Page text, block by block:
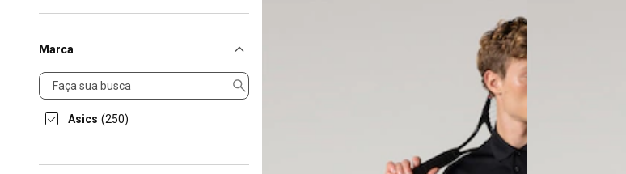
Marca
Marca
Asics (250)